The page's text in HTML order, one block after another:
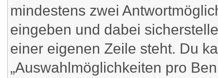
mindestens zwei
eingeben und dabei
einer eigenen Zeile steht. Du
„Auswahlmöglichkeiten pro